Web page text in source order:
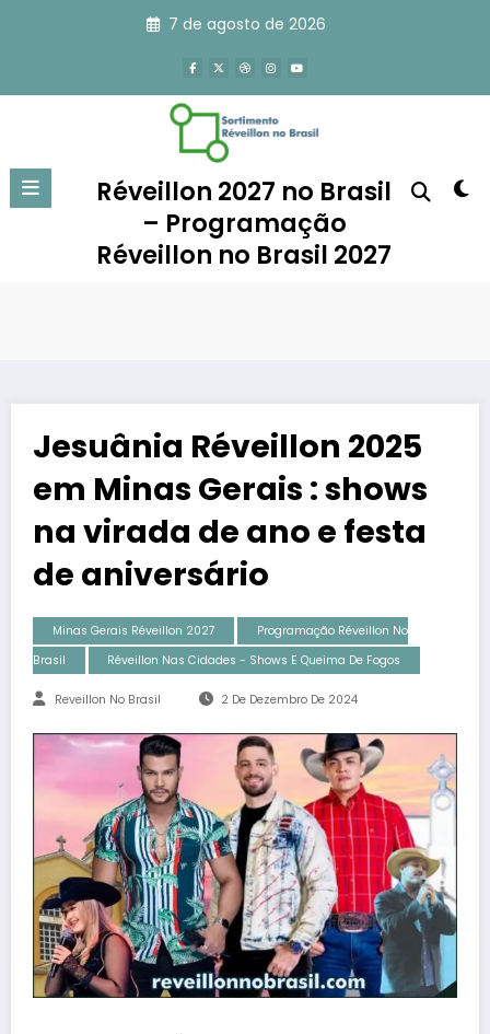
7 de agosto de 2026
Réveillon 2027 no Brasil
– Programação
Réveillon no Brasil 2027
Jesuânia Réveillon 2025
em Minas Gerais : shows
na virada de ano e festa
de aniversário
Minas Gerais Réveillon 2027
Programação Réveillon No
Brasil
Réveillon Nas Cidades - Shows E Queima De Fogos
Reveillon No Brasil 2 De Dezembro De 2024